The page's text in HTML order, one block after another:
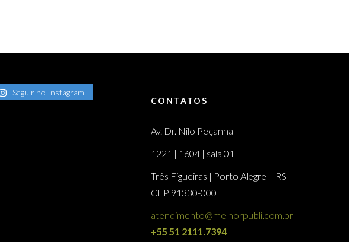
Seguir no Instagram
CONTATOS
Av. Dr. Nilo Peçanha
1221 | 1604 | sala 01
Três Figueiras | Porto Alegre – RS |
CEP 91330-000
atendimento@melhorpubli.com.br
+55 51 2111.7394